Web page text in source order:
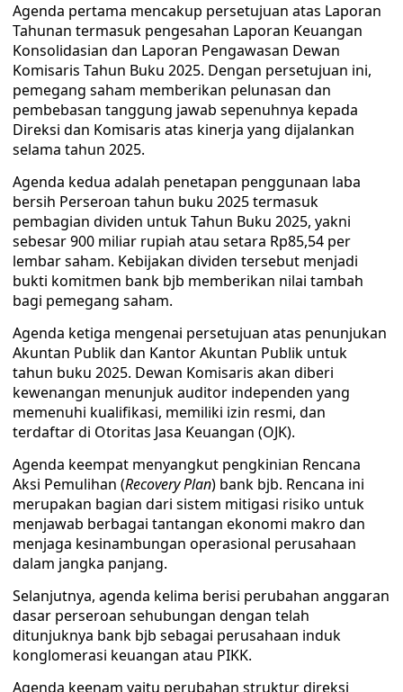
Agenda pertama mencakup persetujuan atas Laporan
Tahunan termasuk pengesahan Laporan Keuangan
Konsolidasian dan Laporan Pengawasan Dewan
Komisaris Tahun Buku 2025. Dengan persetujuan ini,
pemegang saham memberikan pelunasan dan
pembebasan tanggung jawab sepenuhnya kepada
Direksi dan Komisaris atas kinerja yang dijalankan
selama tahun 2025.
Agenda kedua adalah penetapan penggunaan laba
bersih Perseroan tahun buku 2025 termasuk
pembagian dividen untuk Tahun Buku 2025, yakni
sebesar 900 miliar rupiah atau setara Rp85,54 per
lembar saham. Kebijakan dividen tersebut menjadi
bukti komitmen bank bjb memberikan nilai tambah
bagi pemegang saham.
Agenda ketiga mengenai persetujuan atas penunjukan
Akuntan Publik dan Kantor Akuntan Publik untuk
tahun buku 2025. Dewan Komisaris akan diberi
kewenangan menunjuk auditor independen yang
memenuhi kualifikasi, memiliki izin resmi, dan
terdaftar di Otoritas Jasa Keuangan (OJK).
Agenda keempat menyangkut pengkinian Rencana
Aksi Pemulihan (Recovery Plan) bank bjb. Rencana ini
merupakan bagian dari sistem mitigasi risiko untuk
menjawab berbagai tantangan ekonomi makro dan
menjaga kesinambungan operasional perusahaan
dalam jangka panjang.
Selanjutnya, agenda kelima berisi perubahan anggaran
dasar perseroan sehubungan dengan telah
ditunjuknya bank bjb sebagai perusahaan induk
konglomerasi keuangan atau PIKK.
Agenda keenam yaitu perubahan struktur direksi